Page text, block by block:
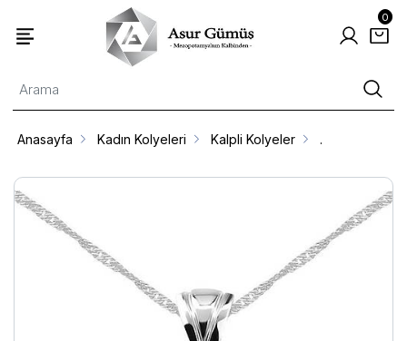
0
Anasayfa Kadın Kolyeleri Kalpli Kolyeler .